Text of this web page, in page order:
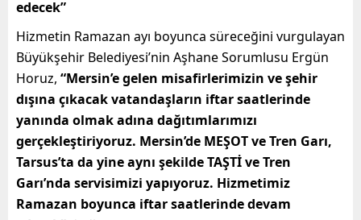
edecek”
Hizmetin Ramazan ayı boyunca süreceğini vurgulayan
Büyükşehir Belediyesi’nin Aşhane Sorumlusu Ergün
Horuz, “Mersin’e gelen misafirlerimizin ve şehir
dışına çıkacak vatandaşların iftar saatlerinde
yanında olmak adına dağıtımlarımızı
gerçekleştiriyoruz. Mersin’de MEŞOT ve Tren Garı,
Tarsus’ta da yine aynı şekilde TAŞTİ ve Tren
Garı’nda servisimizi yapıyoruz. Hizmetimiz
Ramazan boyunca iftar saatlerinde devam